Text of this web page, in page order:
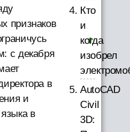
признаков
с декабря
в
и
в
Кто
и
когда
изобрел
AutoCAD
Civil
3D: